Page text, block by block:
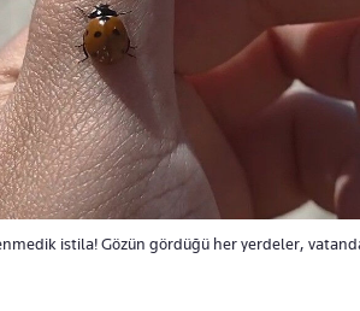
istila! Gözün gördüğü her yerdeler,